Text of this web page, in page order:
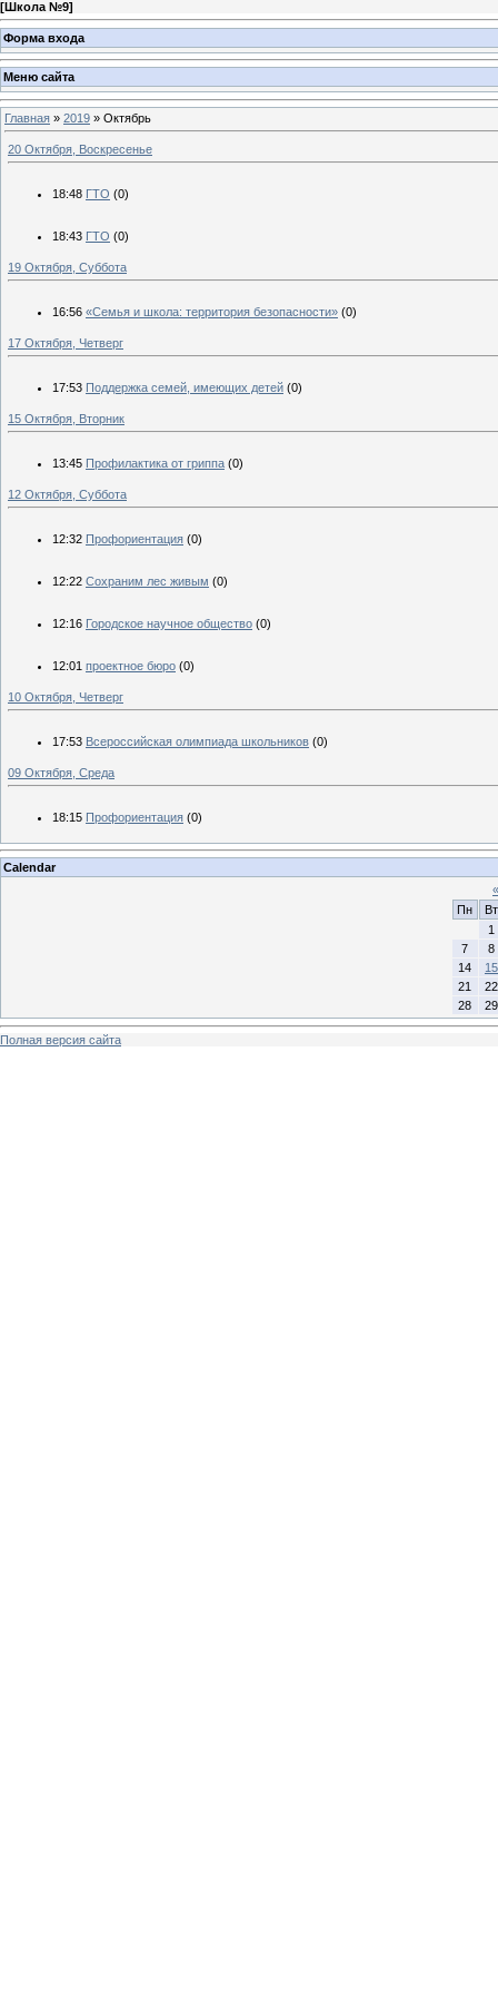
[Школа №9]
Форма входа
Меню сайта
Главная » 2019 » Октябрь
20 Октября, Воскресенье
18:48 ГТО (0)
18:43 ГТО (0)
19 Октября, Суббота
16:56 «Семья и школа: территория безопасности» (0)
17 Октября, Четверг
17:53 Поддержка семей, имеющих детей (0)
15 Октября, Вторник
13:45 Профилактика от гриппа (0)
12 Октября, Суббота
12:32 Профориентация (0)
12:22 Сохраним лес живым (0)
12:16 Городское научное общество (0)
12:01 проектное бюро (0)
10 Октября, Четверг
17:53 Всероссийская олимпиада школьников (0)
09 Октября, Среда
18:15 Профориентация (0)
Calendar
«
Пн
Вт
1
7
8
14
15
21
22
28
29
Полная версия сайта